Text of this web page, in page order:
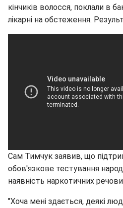
кінчиків волосся, поклали в
лікарні на обстеження.
Сам Тимчук заявив, що
обов'язкове тестування
наявність наркотичних
"Хоча мені здається, деякі